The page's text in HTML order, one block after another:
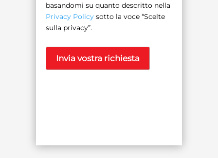
basandomi su quanto descritto nella
Privacy Policysotto la voce “Scelte
sulla privacy”.